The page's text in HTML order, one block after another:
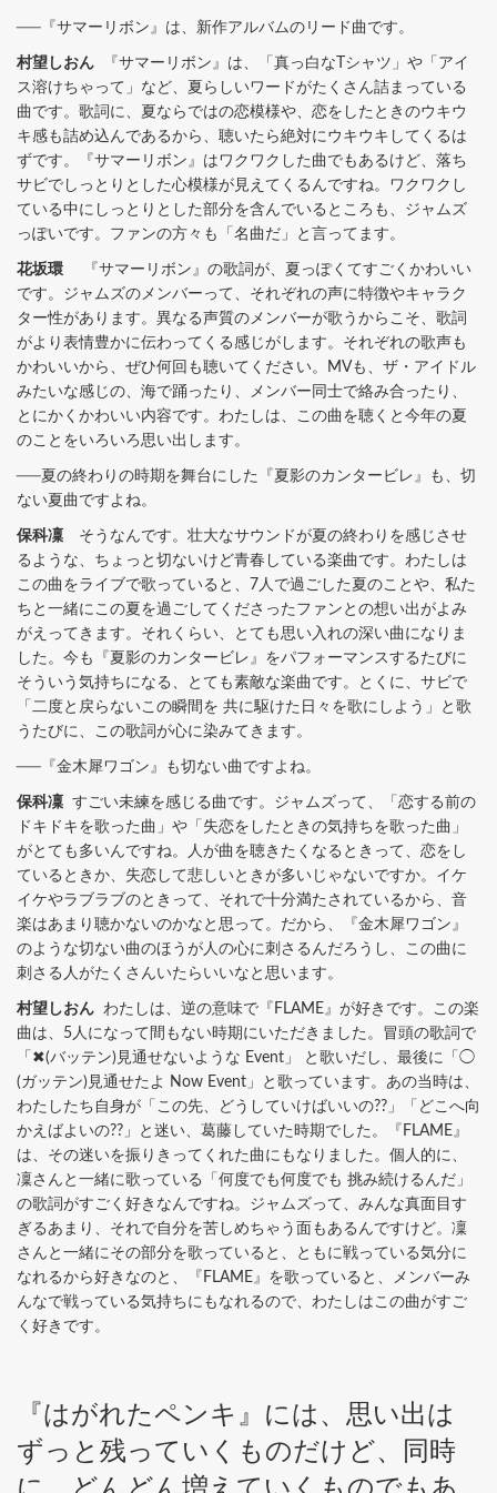
──『サマーリボン』は、新作アルバムのリード曲です。
村望しおん 『サマーリボン』は、「真っ白なTシャツ」や「アイ
ス溶けちゃって」など、夏らしいワードがたくさん詰まっている
曲です。歌詞に、夏ならではの恋模様や、恋をしたときのウキウ
キ感も詰め込んであるから、聴いたら絶対にウキウキしてくるは
ずです。『サマーリボン』はワクワクした曲でもあるけど、落ち
サビでしっとりとした心模様が見えてくるんですね。ワクワクし
ている中にしっとりとした部分を含んでいるところも、ジャムズ
っぽいです。ファンの方々も「名曲だ」と言ってます。
花坂環 『サマーリボン』の歌詞が、夏っぽくてすごくかわいい
です。ジャムズのメンバーって、それぞれの声に特徴やキャラク
ター性があります。異なる声質のメンバーが歌うからこそ、歌詞
がより表情豊かに伝わってくる感じがします。それぞれの歌声も
かわいいから、ぜひ何回も聴いてください。MVも、ザ・アイドル
みたいな感じの、海で踊ったり、メンバー同士で絡み合ったり、
とにかくかわいい内容です。わたしは、この曲を聴くと今年の夏
のことをいろいろ思い出します。
──夏の終わりの時期を舞台にした『夏影のカンタービレ』も、切
ない夏曲ですよね。
保科凜 そうなんです。壮大なサウンドが夏の終わりを感じさせ
るような、ちょっと切ないけど青春している楽曲です。わたしは
この曲をライブで歌っていると、7人で過ごした夏のことや、私た
ちと一緒にこの夏を過ごしてくださったファンとの想い出がよみ
がえってきます。それくらい、とても思い入れの深い曲になりま
した。今も『夏影のカンタービレ』をパフォーマンスするたびに
そういう気持ちになる、とても素敵な楽曲です。とくに、サビで
「二度と戻らないこの瞬間を 共に駆けた日々を歌にしよう」と歌
うたびに、この歌詞が心に染みてきます。
──『金木犀ワゴン』も切ない曲ですよね。
保科凜 すごい未練を感じる曲です。ジャムズって、「恋する前の
ドキドキを歌った曲」や「失恋をしたときの気持ちを歌った曲」
がとても多いんですね。人が曲を聴きたくなるときって、恋をし
ているときか、失恋して悲しいときが多いじゃないですか。イケ
イケやラブラブのときって、それで十分満たされているから、音
楽はあまり聴かないのかなと思って。だから、『金木犀ワゴン』
のような切ない曲のほうが人の心に刺さるんだろうし、この曲に
刺さる人がたくさんいたらいいなと思います。
村望しおん わたしは、逆の意味で『FLAME』が好きです。この楽
曲は、5人になって間もない時期にいただきました。冒頭の歌詞で
「✖(バッテン)見通せないような Event」 と歌いだし、最後に「◯
(ガッテン)見通せたよ Now Event」と歌っています。あの当時は、
わたしたち自身が「この先、どうしていけばいいの??」「どこへ向
かえばよいの??」と迷い、葛藤していた時期でした。『FLAME』
は、その迷いを振りきってくれた曲にもなりました。個人的に、
凜さんと一緒に歌っている「何度でも何度でも 挑み続けるんだ」
の歌詞がすごく好きなんですね。ジャムズって、みんな真面目す
ぎるあまり、それで自分を苦しめちゃう面もあるんですけど。凜
さんと一緒にその部分を歌っていると、ともに戦っている気分に
なれるから好きなのと、『FLAME』を歌っていると、メンバーみ
んなで戦っている気持ちにもなれるので、わたしはこの曲がすご
く好きです。
『はがれたペンキ』には、思い出は
ずっと残っていくものだけど、同時